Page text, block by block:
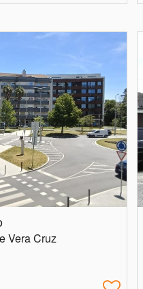
Vera Cruz